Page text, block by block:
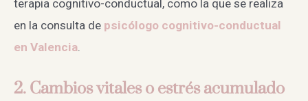
terapia cognitivo-conductual, como la que se realiza
en la consulta de psicólogo cognitivo-conductual
en Valencia.
2. Cambios vitales o estrés acumulado